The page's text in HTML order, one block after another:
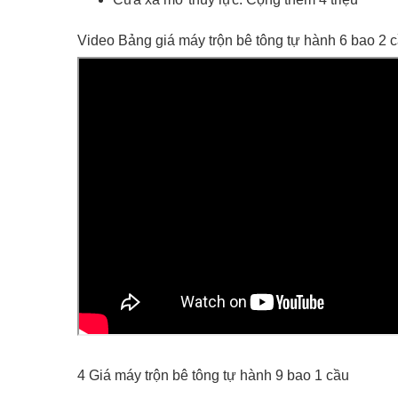
Video Bảng giá máy trộn bê tông tự hành 6 bao 2
4 Giá máy trộn bê tông tự hành 9 bao 1 cầu